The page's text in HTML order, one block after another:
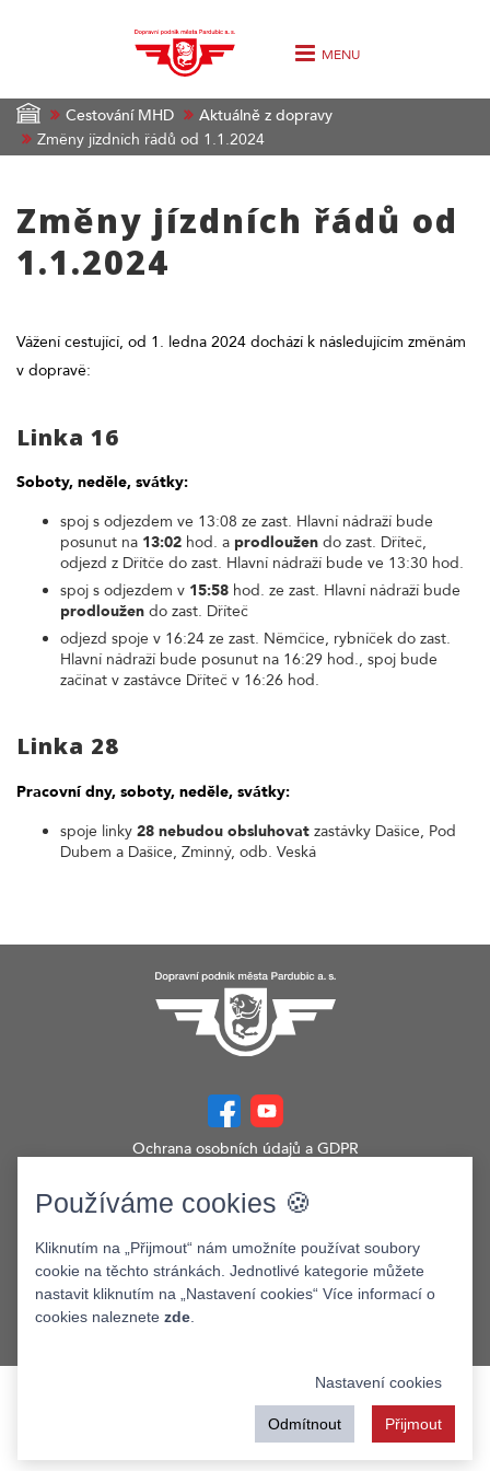
MENU
Cestování MHD
Aktuálně z dopravy
Změny jízdních řádů od 1.1.2024
Změny jízdních řádů od
1.1.2024
Vážení cestující, od 1. ledna 2024 dochází k následujícím změnám
v dopravě:
Linka 16
Soboty, neděle, svátky:
spoj s odjezdem ve 13:08 ze zast. Hlavní nádraží bude
posunut na 13:02 hod. a prodloužen do zast. Dříteč,
odjezd z Dřítče do zast. Hlavní nádraží bude ve 13:30 hod.
spoj s odjezdem v 15:58 hod. ze zast. Hlavní nádraží bude
prodloužen do zast. Dříteč
odjezd spoje v 16:24 ze zast. Němčice, rybníček do zast.
Hlavní nádraží bude posunut na 16:29 hod., spoj bude
začínat v zastávce Dříteč v 16:26 hod.
Linka 28
Pracovní dny, soboty, neděle, svátky:
spoje linky 28 nebudou obsluhovat zastávky Dašice, Pod
Dubem a Dašice, Zminný, odb. Veská
Ochrana osobních údajů a GDPR
Zobrazit verzi webu pro PC
©2026. Dopravní podnik města Pardubic a.s.
Používáme cookies 🍪
Kliknutím na „Přijmout“ nám umožníte používat soubory
cookie na těchto stránkách. Jednotlivé kategorie můžete
nastavit kliknutím na „Nastavení cookies“ Více informací o
cookies naleznete zde
Nastavení cookies
Odmítnout Přijmout